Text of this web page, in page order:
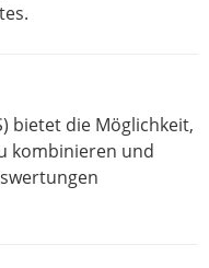
bietet die Möglichkeit,
kombinieren und